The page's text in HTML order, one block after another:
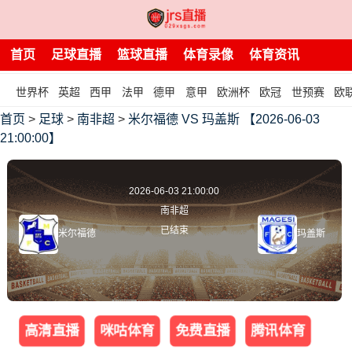
首页 足球直播 篮球直播 体育录像 体育资讯
世界杯 英超 西甲 法甲 德甲 意甲 欧洲杯 欧冠 世预赛 欧
首页 > 足球 > 南非超 > 米尔福德 VS 玛盖斯 【2026-06-03
21:00:00】
米尔福德
2026-06-03 21:00:00
南非超
已结束
玛盖斯
高清直播 咪咕体育 免费直播 腾讯体育